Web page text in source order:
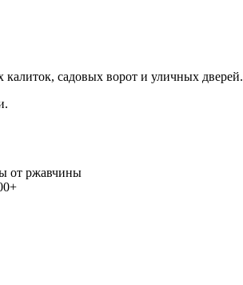
садовых ворот и уличных дверей.
от ржавчины